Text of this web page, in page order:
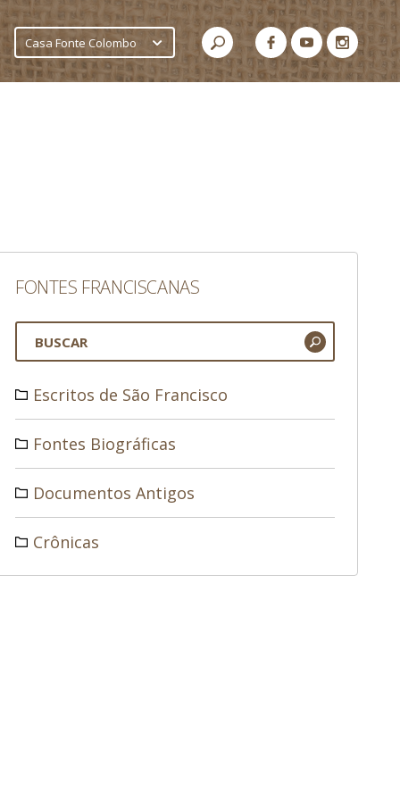
Casa Fonte Colombo
FONTES FRANCISCANAS
Escritos de São Francisco
Fontes Biográficas
Documentos Antigos
Crônicas